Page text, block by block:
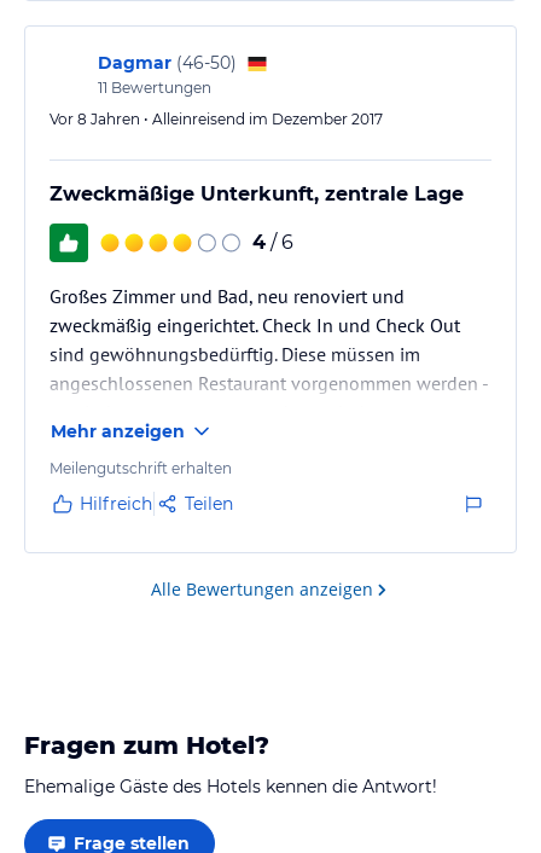
Dagmar (46-50)
11 Bewertungen
Vor 8 Jahren • Alleinreisend im Dezember 2017
Zweckmäßige Unterkunft, zentrale Lage
4 / 6
Großes Zimmer und Bad, neu renoviert und
zweckmäßig eingerichtet. Check In und Check Out
sind gewöhnungsbedürftig. Diese müssen im
angeschlossenen Restaurant vorgenommen werden -
angegebenen Zeitfenster abreist. Parken ist kein
Problem, da direkt vor dem Hotel möglich. Frühstück
war ok und das Personal war generell sehr
Mehr anzeigen
Meilengutschrift erhalten
Hilfreich Teilen
Alle Bewertungen anzeigen
Fragen zum Hotel?
Ehemalige Gäste des Hotels kennen die Antwort!
Frage stellen